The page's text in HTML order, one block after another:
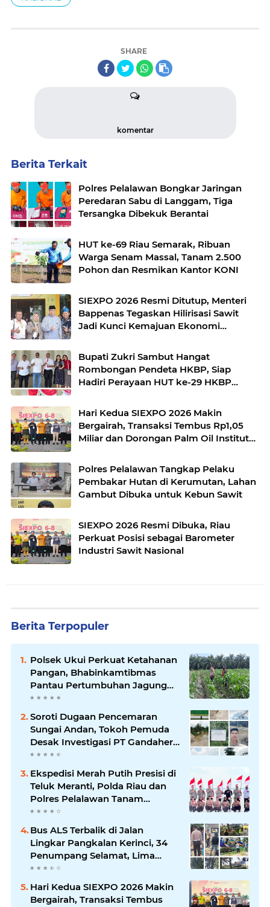
SHARE
komentar
Berita Terkait
Polres Pelalawan Bongkar Jaringan
Peredaran Sabu di Langgam, Tiga
Tersangka Dibekuk Berantai
HUT ke-69 Riau Semarak, Ribuan
Warga Senam Massal, Tanam 2.500
Pohon dan Resmikan Kantor KONI
SIEXPO 2026 Resmi Ditutup, Menteri
Bappenas Tegaskan Hilirisasi Sawit
Jadi Kunci Kemajuan Ekonomi
Bupati Zukri Sambut Hangat
Rombongan Pendeta HKBP, Siap
Hadiri Perayaan HUT ke-29 HKBP
Hari Kedua SIEXPO 2026 Makin
Bergairah, Transaksi Tembus Rp1,05
Miliar dan Dorongan Palm Oil Institute
Polres Pelalawan Tangkap Pelaku
Pembakar Hutan di Kerumutan, Lahan
Gambut Dibuka untuk Kebun Sawit
SIEXPO 2026 Resmi Dibuka, Riau
Perkuat Posisi sebagai Barometer
Industri Sawit Nasional
Berita Terpopuler
Polsek Ukui Perkuat Ketahanan
Pangan, Bhabinkamtibmas
Pantau Pertumbuhan Jagung
Petani di Desa Air Hitam
Soroti Dugaan Pencemaran
Sungai Andan, Tokoh Pemuda
Desak Investigasi PT Gandahera
Hendana
Ekspedisi Merah Putih Presisi di
Teluk Meranti, Polda Riau dan
Polres Pelalawan Tanam
Mangrove Demi Negeri
Bus ALS Terbalik di Jalan
Lingkar Pangkalan Kerinci, 34
Penumpang Selamat, Lima
Alami Luka Ringan
Hari Kedua SIEXPO 2026 Makin
Bergairah, Transaksi Tembus